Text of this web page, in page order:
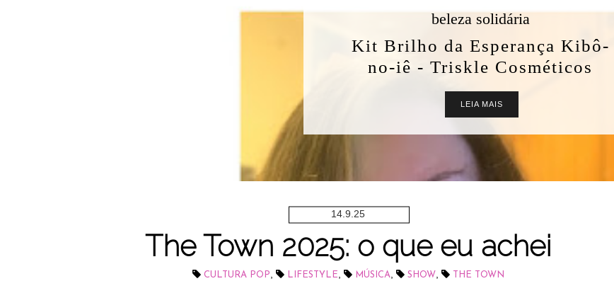
beleza solidária
Kit Brilho da Esperança Kibô-
no-iê - Triskle Cosméticos
LEIA MAIS
14.9.25
The Town 2025: o que eu achei
CULTURA POP LIFESTYLE MÚSICA SHOW, THE TOWN